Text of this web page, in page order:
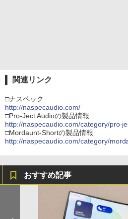
関連リンク
□ナスペック
http://naspecaudio.com/
□Pro-Ject Audioの製品情報
http://naspecaudio.com/category/pro-
□Mordaunt-Shortの製品情報
http://naspecaudio.com/category/
おすすめ記事